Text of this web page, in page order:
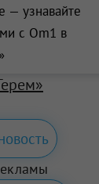
— узнавайте
с Om1 в